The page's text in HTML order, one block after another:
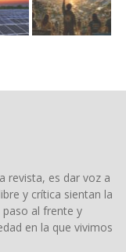
revista, es dar voz a
y crítica sientan la
paso al frente y
en la que vivimos